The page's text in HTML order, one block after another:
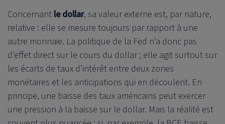
Concernant le dollar, sa valeur externe est, par nature,
relative : elle se mesure toujours par rapport à une
autre monnaie. La politique de la Fed n’a donc pas
d’effet direct sur le cours du dollar ; elle agit surtout sur
les écarts de taux d’intérêt entre deux zones
monétaires et les anticipations qui en découlent. En
principe, une baisse des taux américains peut exercer
une pression à la baisse sur le dollar. Mais la réalité est